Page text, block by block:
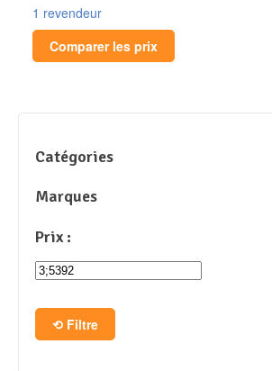
1 revendeur
Comparer les prix
Catégories
Marques
Prix :
Filtre